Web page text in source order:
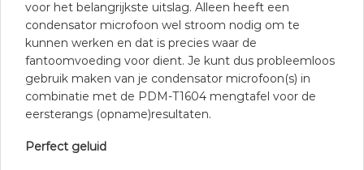
voor het belangrijkste uitslag. Alleen heeft een
condensator microfoon wel stroom nodig om te
kunnen werken en dat is precies waar de
fantoomvoeding voor dient. Je kunt dus probleemloos
gebruik maken van je condensator microfoon(s) in
combinatie met de PDM-T1604 mengtafel voor de
eersterangs (opname)resultaten.
Perfect geluid